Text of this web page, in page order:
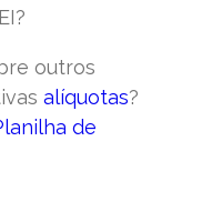
outros
alíquotas?
de